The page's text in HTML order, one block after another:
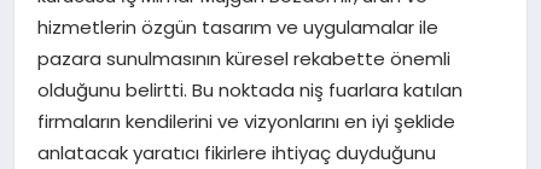
SPOR
TEKNOLOJI
YAŞAM
hizmetlerin özgün tasarım ve uygulamalar ile
pazara sunulmasının küresel rekabette önemli
olduğunu belirtti. Bu noktada niş fuarlara katılan
firmaların kendilerini ve vizyonlarını en iyi şeklide
anlatacak yaratıcı fikirlere ihtiyaç duyduğunu